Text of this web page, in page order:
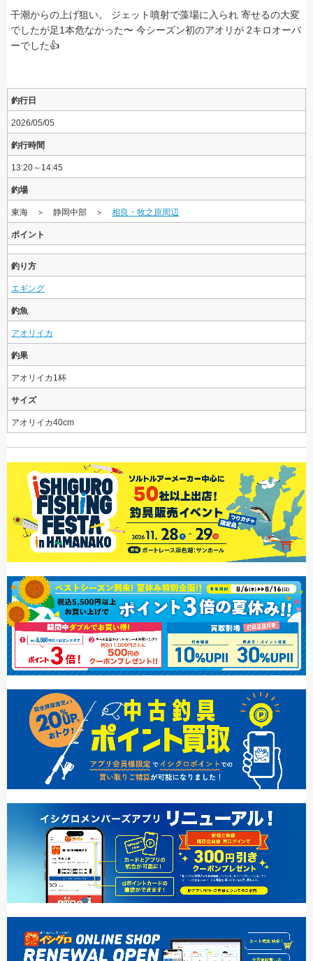
干潮からの上げ狙い。 ジェット噴射で藻場に入られ 寄せるの大変
でしたが足1本危なかった〜 今シーズン初のアオリが 2キロオーバ
ーでした👍
釣行日
2026/05/05
釣行時間
13:20～14:45
釣場
東海 ＞ 静岡中部 ＞ 相良・牧之原周辺
ポイント
釣り方
エギング
釣魚
アオリイカ
釣果
アオリイカ1杯
サイズ
アオリイカ40cm